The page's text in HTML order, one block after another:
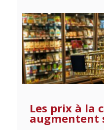
Les prix à la
augmentent